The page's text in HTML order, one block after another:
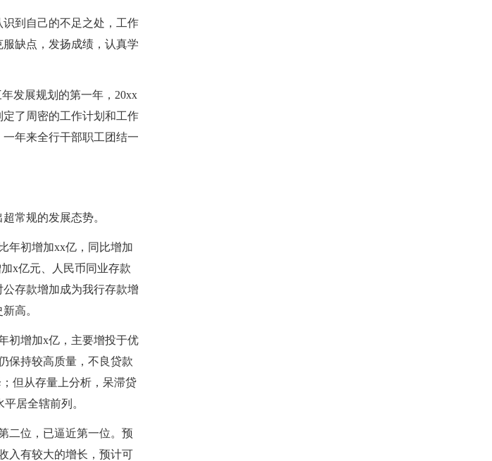
到自己的不足之处，工作
缺点，发扬成绩，认真学
发展规划的第一年，20xx
了周密的工作计划和工作
年来全行干部职工团结一
常规的发展态势。
年初增加xx亿，同比增加
x亿元、人民币同业存款
存款增加成为我行存款增
高。
初增加x亿，主要增投于优
保持较高质量，不良贷款
但从存量上分析，呆滞贷
居全辖前列。
二位，已逼近第一位。预
入有较大的增长，预计可